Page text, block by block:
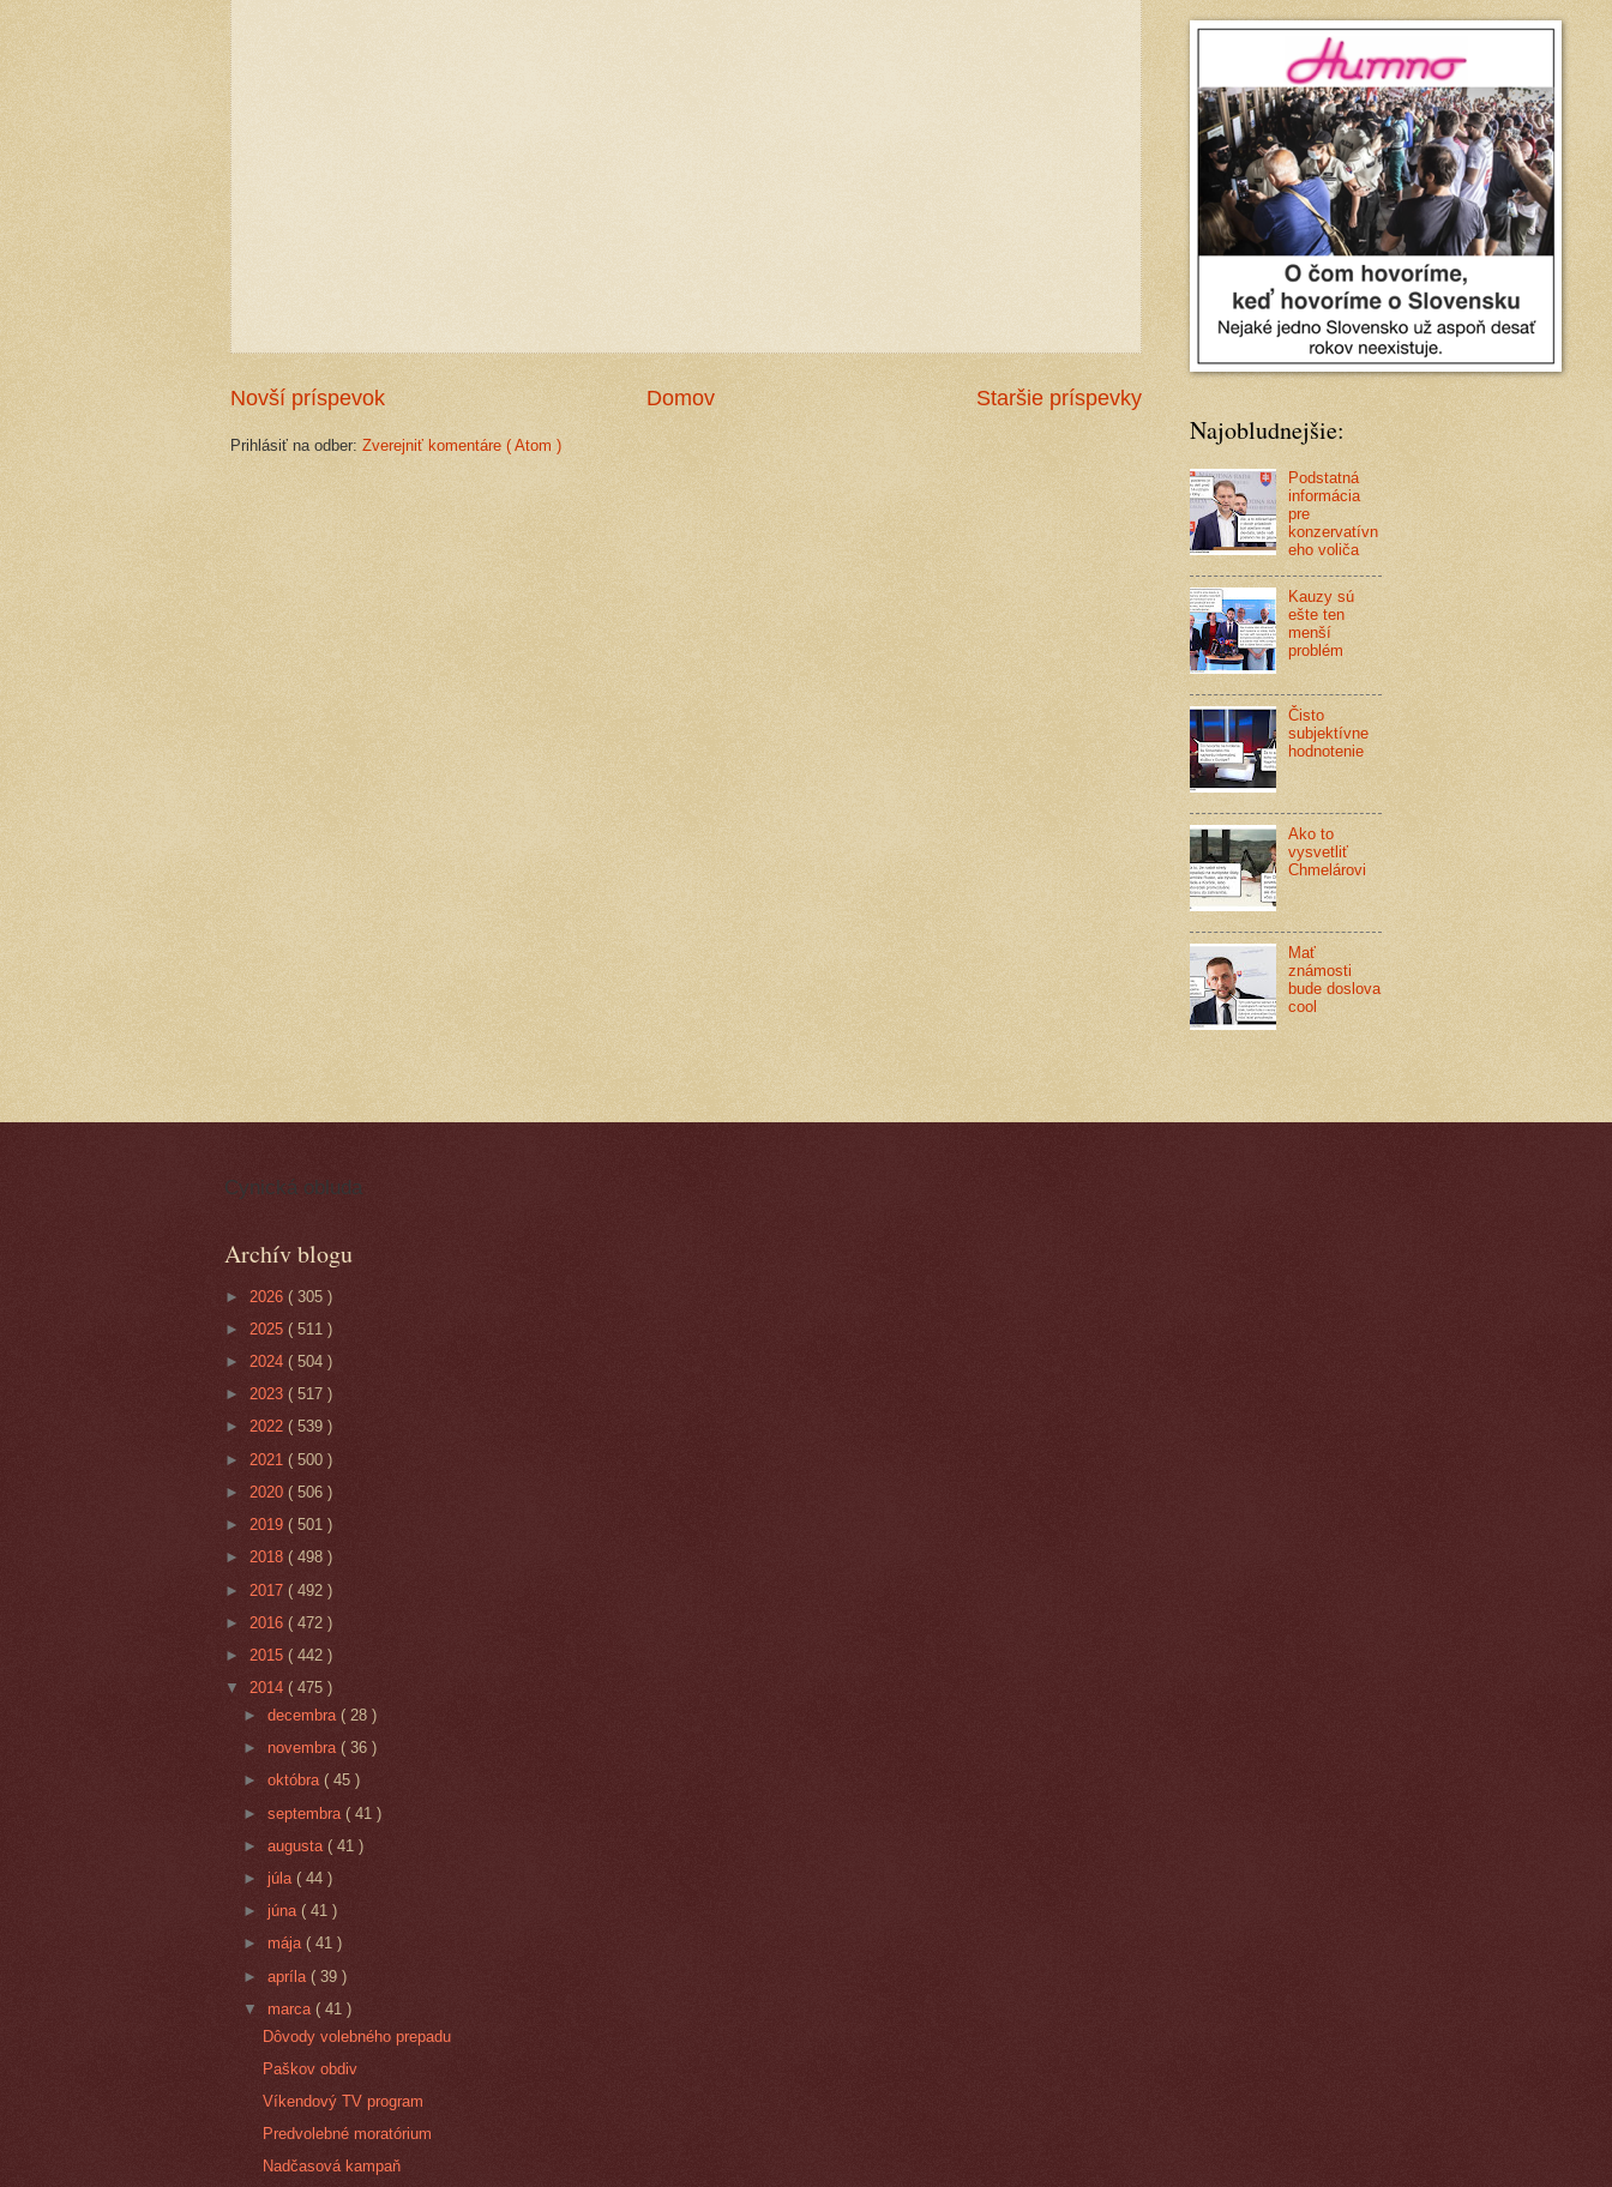
Novší príspevok Staršie príspevky
Domov
Prihlásiť na odber: Zverejniť komentáre ( Atom ) Najobludnejšie:
Podstatná
informácia
pre
konzervatívn
eho voliča
Kauzy sú
ešte ten
menší
problém
Čisto
subjektívne
hodnotenie
Ako to
vysvetliť
Chmelárovi
Mať
známosti
bude doslova
cool
Cynická obluda
Archív blogu
► 2026 ( 305 )
► 2025 ( 511 )
► 2024 ( 504 )
► 2023 ( 517 )
► 2022 ( 539 )
► 2021 ( 500 )
► 2020 ( 506 )
► 2019 ( 501 )
► 2018 ( 498 )
► 2017 ( 492 )
► 2016 ( 472 )
► 2015 ( 442 )
▼ 2014 ( 475 )
►decembra( 28 )
►novembra( 36 )
►októbra( 45 )
►septembra( 41 )
►augusta( 41 )
►júla( 44 )
► júna( 41 )
► mája( 41 )
►apríla( 39 )
▼ marca( 41 )
Dôvody volebného prepadu
Paškov obdiv
Víkendový TV program
Predvolebné moratórium
Nadčasová kampaň